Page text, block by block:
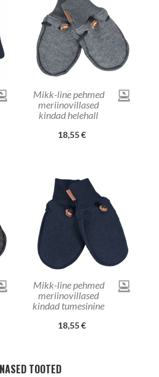
Mikk-line pehmed
meriinovillased
kindad helehall
18,55 €
Mikk-line pehmed
meriinovillased
kindad tumesinine
18,55 €
TOOTED